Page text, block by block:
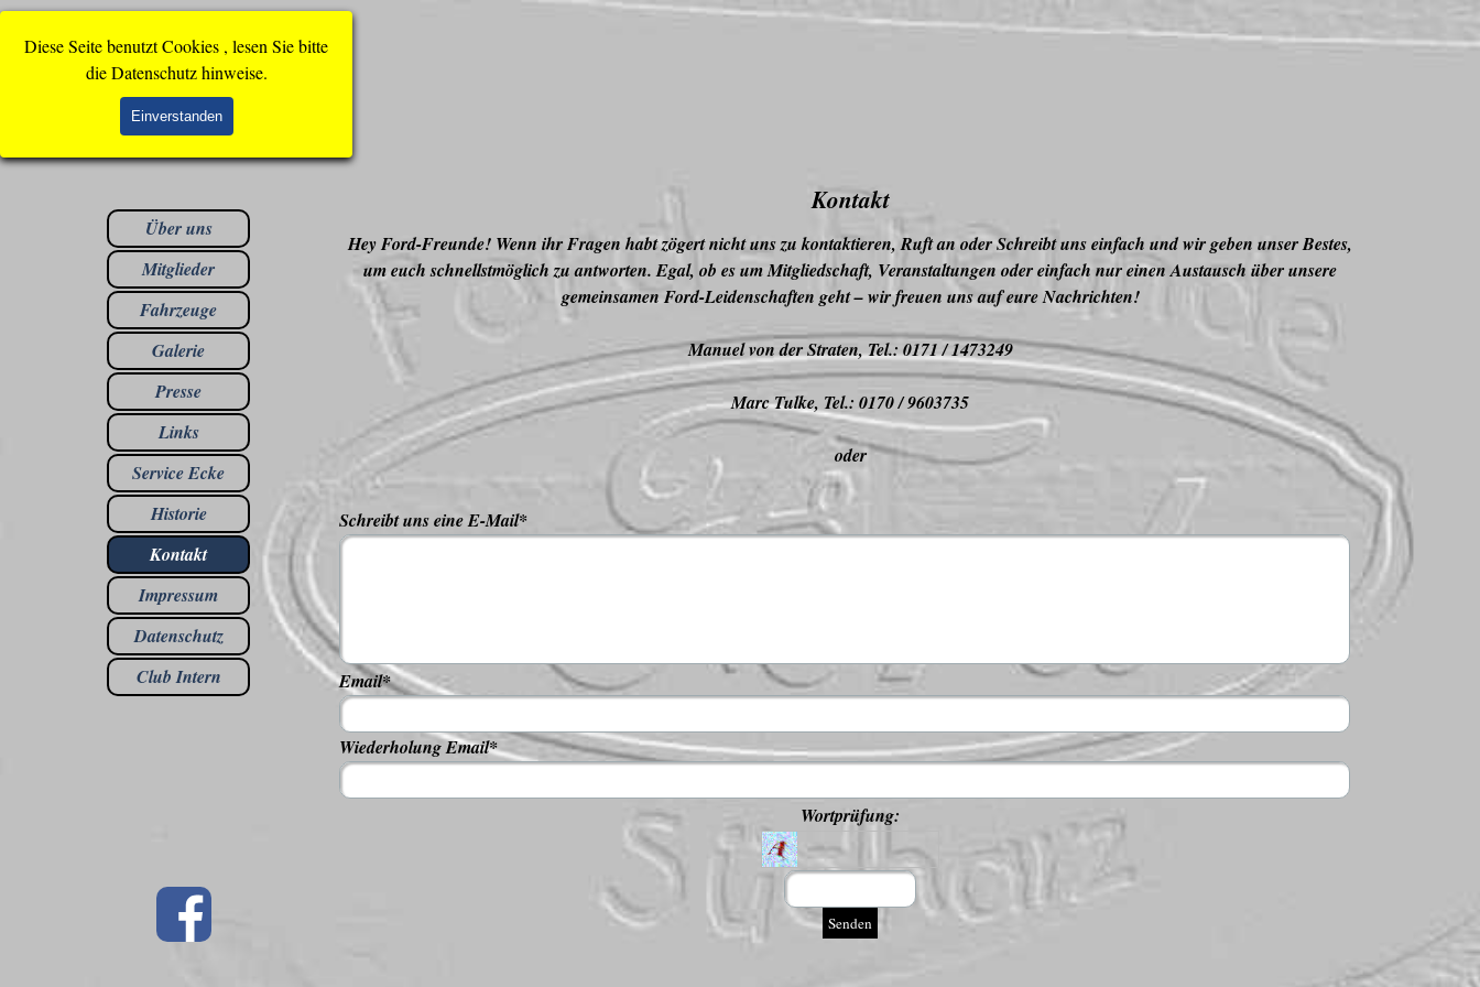
Diese Seite benutzt Cookies , lesen Sie bitte
die Datenschutz hinweise.
Einverstanden
Direkt zum Seiteninhalt
Menü überspringen
Über uns
Mitglieder
Fahrzeuge
Galerie
Presse
Links
Service Ecke
Historie
Kontakt
Impressum
Datenschutz
Club Intern
▼
Kontakt
Hey Ford-Freunde! Wenn ihr Fragen habt zögert nicht uns zu kontaktieren,Ruft an oder Schreibt uns einfach und wir geben unser Bestes,
um euch schnellstmöglich zu antworten. Egal, ob es um Mitgliedschaft, Veranstaltungen oder einfach nur einen Austausch über unsere
gemeinsamen Ford-Leidenschaften geht – wir freuen uns auf eure Nachrichten!
Manuel von der Straten, Tel.: 0171 / 1473249
Marc Tulke, Tel.: 0170 / 9603735
oder
Schreibt uns eine E-Mail*
Email*
Wiederholung Email*
Wortprüfung: